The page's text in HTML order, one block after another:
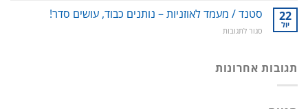
/
בעיות
תערובת
צמחים
וידאו
למניעת
ילדים
גאוני
22
יול
סטנד / מעמד לאוזניות – נותנים כבוד, עושים סדר!
סגור לתגובותעל
מעמדתגובות אחרונות